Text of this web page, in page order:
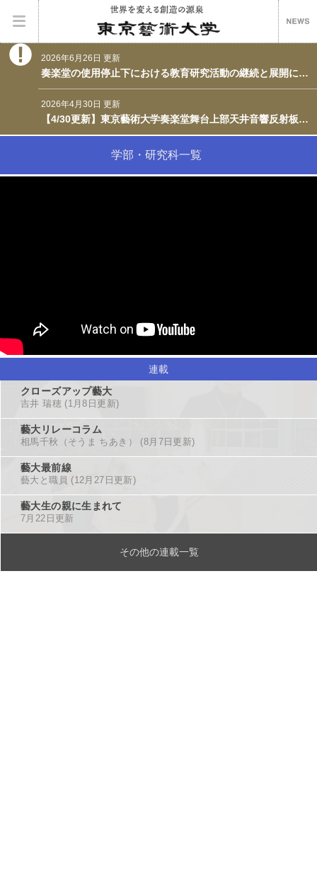
2026年6月26日 更新
奏楽堂の使用停止下における教育研究活動の継続と展開について― 奏楽堂の外へ広がる教育研究活動とその成果の発信 ―
2026年4月30日 更新
【4/30更新】東京藝術大学奏楽堂舞台上部天井音響反射板の落下に関する対応について
学部・研究科一覧
連載
クローズアップ藝大
吉井 瑞穂 (1月8日更新)
藝大リレーコラム
相馬千秋（そうま ちあき） (8月7日更新)
藝大最前線
藝大と職員 (12月27日更新)
藝大生の親に生まれて
7月22日更新
その他の連載一覧